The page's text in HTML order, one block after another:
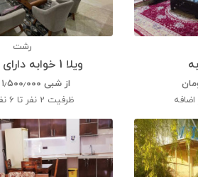
رشت
ویلا 1 خوابه دارای پارکینگ
از شبی ۱٫۵۰۰٫۰۰۰
ظرفیت 2 نفر تا 6 نفر اضافه